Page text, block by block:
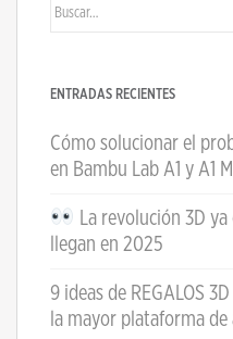
Buscar:
ENTRADAS RECIENTES
Cómo solucionar el
en Bambu Lab A1 y A1
La revolución 3D
llegan en 2025
9 ideas de REGALOS
la mayor plataforma de